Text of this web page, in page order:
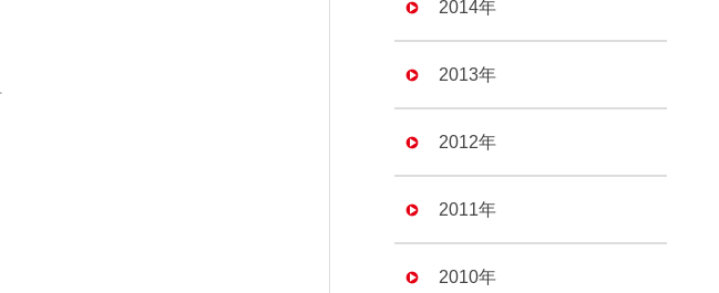
2014年
2013年
2012年
2011年
2010年